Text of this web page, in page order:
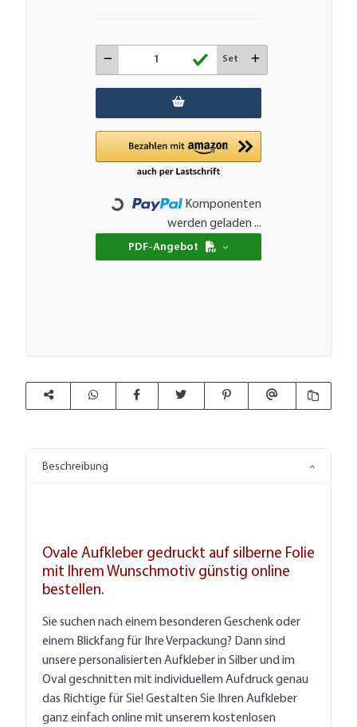
Set
Loading...
Komponenten
werden geladen ...
PDF-Angebot
Beschreibung
Ovale Aufkleber gedruckt auf silberne Folie
mit Ihrem Wunschmotiv günstig online
bestellen.
Sie suchen nach einem besonderen Geschenk oder
einem Blickfang für Ihre Verpackung? Dann sind
unsere personalisierten Aufkleber in Silber und im
Oval geschnitten mit individuellem Aufdruck genau
das Richtige für Sie! Gestalten Sie Ihren Aufkleber
ganz einfach online mit unserem kostenlosen